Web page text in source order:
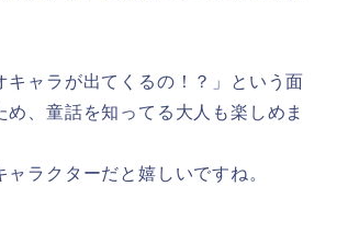
キャラが出てくるの！？」という面
め、童話を知ってる大人も楽しめま
ャラクターだと嬉しいですね。